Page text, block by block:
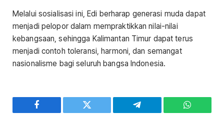
Melalui sosialisasi ini, Edi berharap generasi muda dapat
menjadi pelopor dalam mempraktikkan nilai-nilai
kebangsaan, sehingga Kalimantan Timur dapat terus
menjadi contoh toleransi, harmoni, dan semangat
nasionalisme bagi seluruh bangsa Indonesia.
Facebook Twitter Telegram